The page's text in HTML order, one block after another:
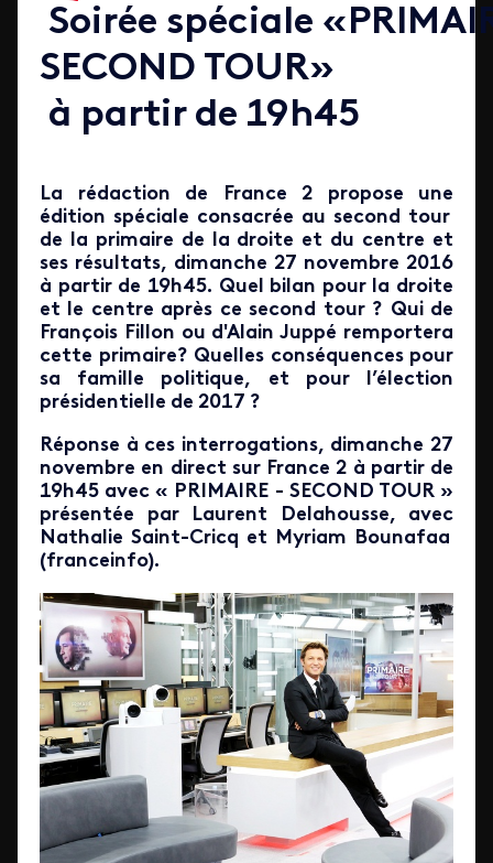
Soirée spéciale
SECOND TOUR»
à partir de 19h45
La rédaction de France 2 propose une
édition spéciale consacrée au second tour
de la primaire de la droite et du centre et
ses résultats, dimanche 27 novembre 2016
à partir de 19h45. Quel bilan pour la droite
et le centre après ce second tour ? Qui de
François Fillon ou d'Alain Juppé remportera
cette primaire? Quelles conséquences pour
sa famille politique, et pour l’élection
présidentielle de 2017 ?
Réponse à ces interrogations, dimanche 27
novembre en direct sur France 2 à partir de
19h45 avec « PRIMAIRE - SECOND TOUR »
présentée parLaurent Delahousse, avec
Nathalie Saint-Cricq et Myriam Bounafaa
(franceinfo).